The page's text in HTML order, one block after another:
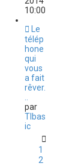
10:00
Le
télép
hone
qui
vous
a fait
rêver.
par
TIbas
ic
1
2